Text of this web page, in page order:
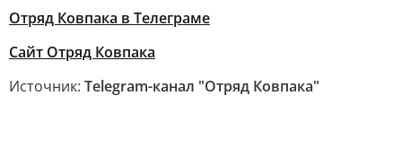
Отряд Ковпака в Телеграме
Сайт Отряд Ковпака
Источник: Telegram-канал "Отряд Ковпака"